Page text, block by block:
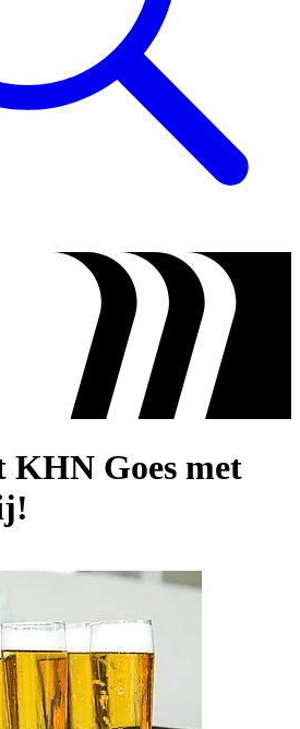
KHN Goes met